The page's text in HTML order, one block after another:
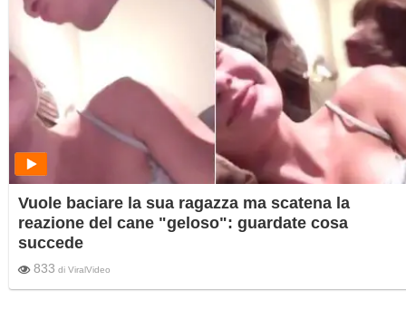
Vuole baciare la sua ragazza ma scatena la
reazione del cane "geloso": guardate cosa
succede
833 di ViralVideo